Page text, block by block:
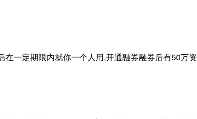
一定期限内就你一个人用,开通融券融券后有50万资